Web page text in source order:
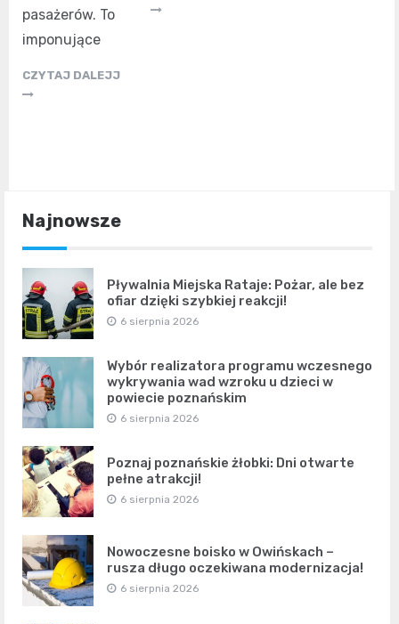
pasażerów. To
imponujące
CZYTAJ DALEJJ
Najnowsze
Pływalnia Miejska Rataje: Pożar, ale bez
ofiar dzięki szybkiej reakcji!
6 sierpnia 2026
Wybór realizatora programu wczesnego
wykrywania wad wzroku u dzieci w
powiecie poznańskim
6 sierpnia 2026
Poznaj poznańskie żłobki: Dni otwarte
pełne atrakcji!
6 sierpnia 2026
Nowoczesne boisko w Owińskach –
rusza długo oczekiwana modernizacja!
6 sierpnia 2026